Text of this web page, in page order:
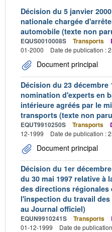
Décision du 5 janvier
nationale chargée
automobile (texte non
EQUS0010008S Transports
01-2000
Date de publication :
Document principal
Décision du 23 décembre
nomination d'experts en
intérieure agréés par le
transports (texte non
EQUT9910250S Transports
12-1999
Date de publication :
Document principal
Décision du 1er
du 30 mai 1997 relative à
des directions
l'inspection du travail
au Journal officiel)
EQUN9910241S Transports
01-12-1999
Date de